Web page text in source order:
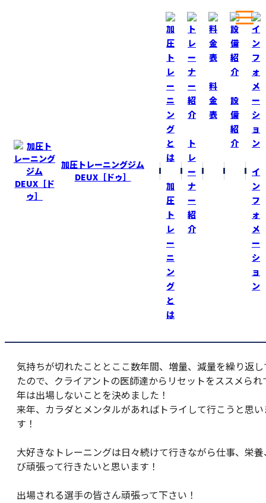
加圧トレーニングジム
DEUX［ドゥ］
加
圧
ト
レ
ー
ニ
ン
グ
と
は
ト
レ
ー
ナ
ー
紹
介
料
金
表
設
備
紹
介
イ
ン
フ
ォ
メ
ー
シ
ョ
ン
今年のオールジャパン！
今年のオールジャパン！
2024-9-6
フィジーク大会
昨日、JBBF『オールジャパンマスターズフィットネスチ
昨年優勝している私は出場しません！
元々昨年、優勝して世界選手権に出場して翌年は休もう
世界選手権はJBBFの資金不足で内定解除になり、涙を飲
気持ちが切れたこととここ数年間、増量、減量を繰り返
たので、クライアントの医師達からリセットをススメられ
年は出場しないことを決めました！
来年、カラダとメンタルがあればトライして行こうと思
す！
大好きなトレーニングは日々続けて行きながら仕事、栄
び頑張って行きたいと思います！
出場される選手の皆さん頑張って下さい！